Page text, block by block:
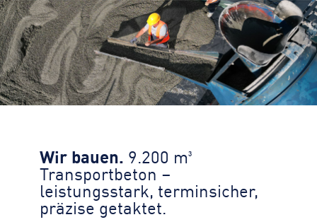
Straßenreinigung
Turmdrehkran
Baumaschinen
Containerservice
Begleitfahrzeug
Zahlen, Daten, Fakten
Standorte
Geschichte
Engagement
Zertifizierungen & Partner
KONTAKT
Impressum
Datenschutz
Barrierefreiheit
Transparenz
Kontaktformular
Wir bauen. 9.200 m³
Transportbeton –
leistungsstark, terminsicher,
präzise getaktet.